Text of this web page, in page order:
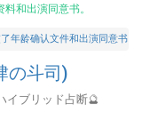
和出演同意书。
年龄确认文件和出演同意
の斗司)
イブリッド占断🔮